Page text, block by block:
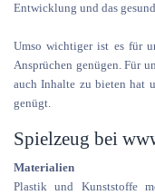
Entwicklung und das
Umso wichtiger ist es für
Ansprüchen genügen. Für
auch Inhalte zu bieten hat
genügt.
Spielzeug bei
Materialien
Plastik und Kunststoffe